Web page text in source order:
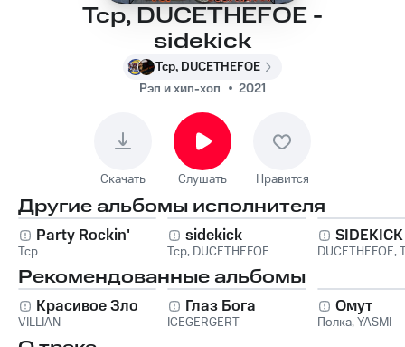
Tcp, DUCETHEFOE -
sidekick
Tcp, DUCETHEFOE
Рэп и хип-хоп
2021
Скачать Слушать Нравится
Другие альбомы исполнителя
Party Rockin'
Tcp
sidekick
Tcp, DUCETHEFOE
SIDEKICK
DUCETHEFOE,
Рекомендованные альбомы
Красивое Зло
VILLIAN
Глаз Бога
ICEGERGERT
Омут
Полка,YASMI